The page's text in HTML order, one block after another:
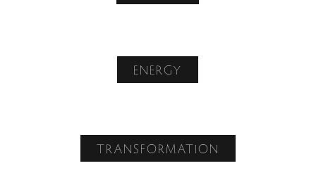
ENERGY
TRANSFORMATION